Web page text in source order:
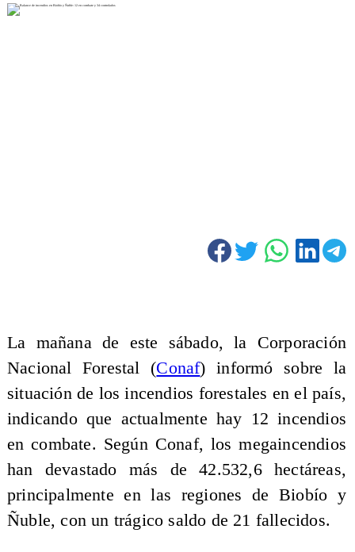
La mañana de este sábado, la Corporación
Nacional Forestal (​Conaf) informó sobre la
situación de los incendios forestales en el país,
indicando que actualmente hay 12 incendios
en combate. Según Conaf, los megaincendios
han devastado más de 42.532,6 hectáreas,
principalmente en las regiones de Biobío y
Ñuble, con un trágico saldo de 21 fallecidos.